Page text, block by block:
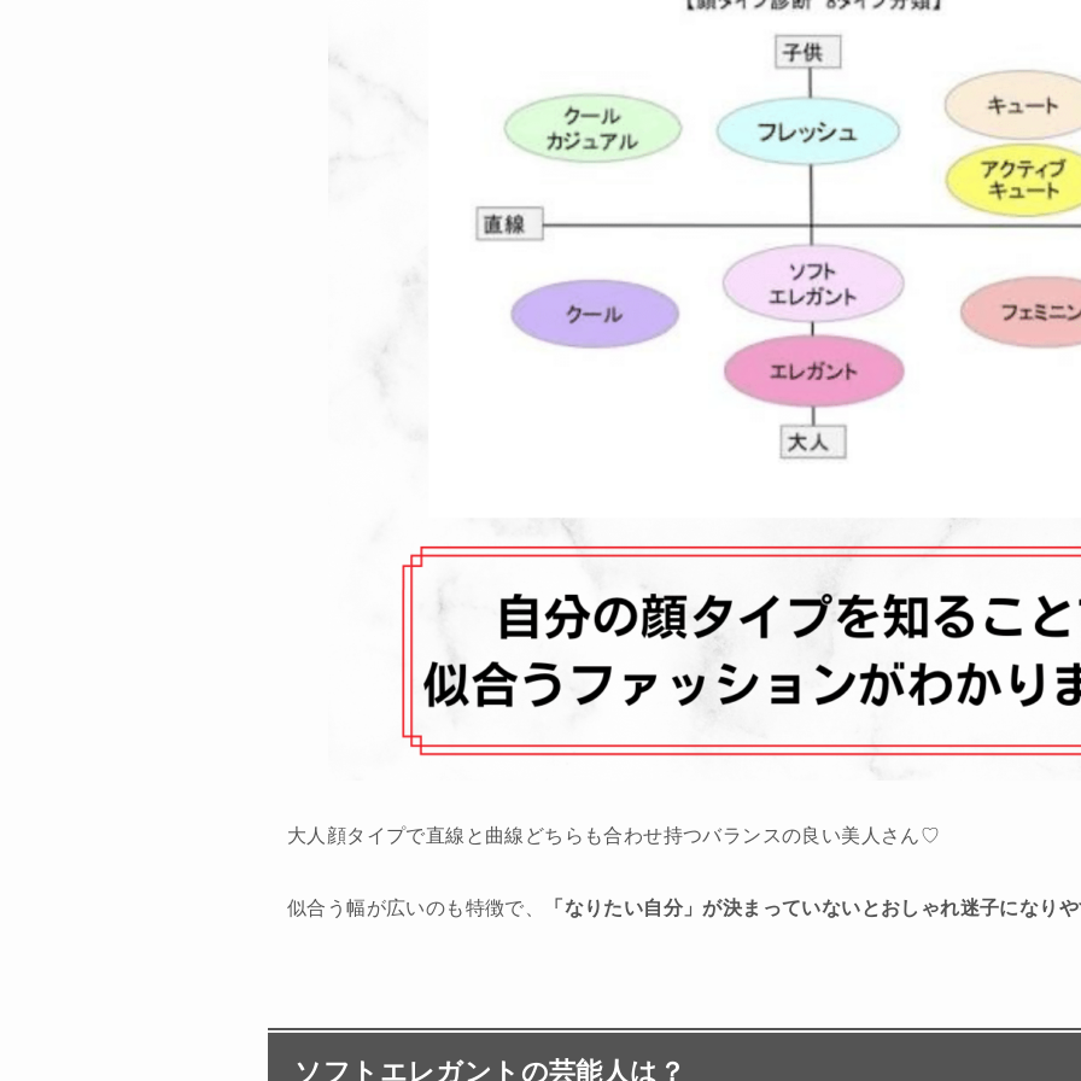
大人顔タイプで直線と曲線どちらも合わせ持つバランスの良い美人さん♡
似合う幅が広いのも特徴で、 「なりたい自分」が決まっていないとおしゃれ迷子になり
ソフトエレガントの芸能人は？